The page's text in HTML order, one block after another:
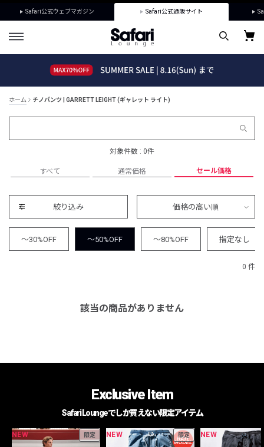
Safari公式ウェブマガジン Safari公式通販サイト
ホーム チノパンツ | GARRETT LEIGHT (ギャレット ライト)
対象件数 : 0件
すべて 通常価格 セール価格
絞り込み 価格の高い順
～30%OFF ～50%OFF ～80%OFF 指定なし
0 件
該当の商品がありません
Exclusive Item
Safari Loungeでしか買えない限定アイテム
NEW 限定 NEW 限定 NEW